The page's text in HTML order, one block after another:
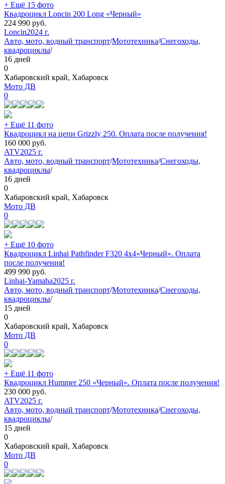
+ Ещё 15 фото
Квадроцикл Loncin 200 Long «Черный»
224 990 руб.
Loncin2024 г.
Авто, мото, водный транспорт/Мототехника/Снегоходы,
квадроциклы/
16 дней
0
Хабаровский край, Хабаровск
Мото ДВ
0
+ Ещё 11 фото
Квадроцикл на цепи Grizzly 250. Оплата после получения!
160 000 руб.
ATV2025 г.
Авто, мото, водный транспорт/Мототехника/Снегоходы,
квадроциклы/
16 дней
0
Хабаровский край, Хабаровск
Мото ДВ
0
+ Ещё 10 фото
Квадроцикл Linhai Pathfinder F320 4х4«Черный». Оплата
после получения!
499 990 руб.
Linhai-Yamaha2025 г.
Авто, мото, водный транспорт/Мототехника/Снегоходы,
квадроциклы/
15 дней
0
Хабаровский край, Хабаровск
Мото ДВ
0
+ Ещё 11 фото
Квадроцикл Hummer 250 «Черный». Оплата после получения!
230 000 руб.
ATV2025 г.
Авто, мото, водный транспорт/Мототехника/Снегоходы,
квадроциклы/
15 дней
0
Хабаровский край, Хабаровск
Мото ДВ
0